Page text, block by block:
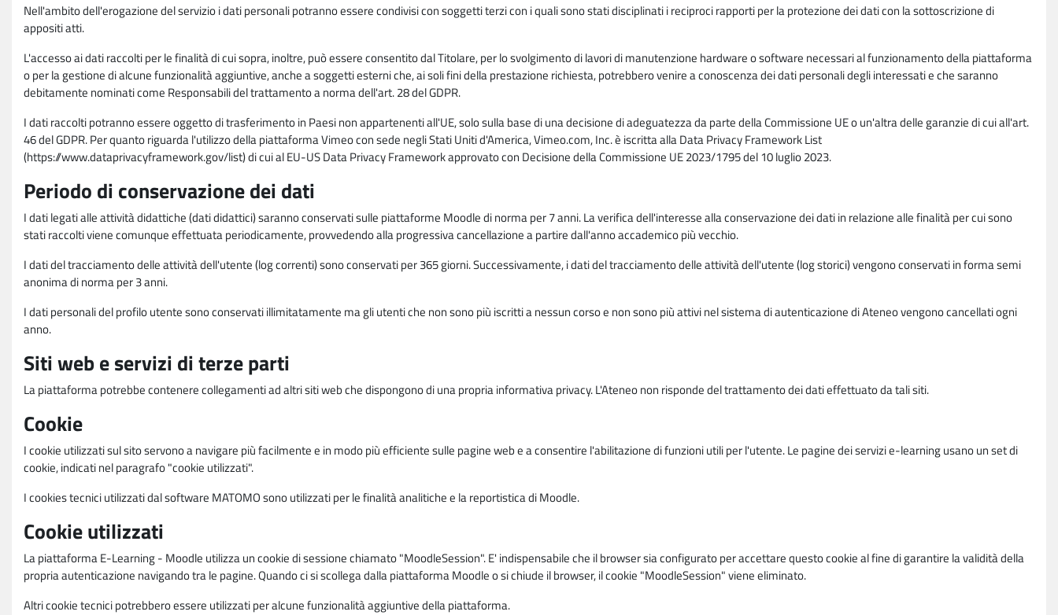
Nell'ambito dell'erogazione del servizio i dati personali potranno essere condivisi con soggetti terzi con i quali sono stati disciplinati i reciproci rapporti per la protezione dei dati con la sottoscrizione di
appositi atti.
L'accesso ai dati raccolti per le finalità di cui sopra, inoltre, può essere consentito dal Titolare, per lo svolgimento di lavori di manutenzione hardware o software necessari al funzionamento della piattaforma
o per la gestione di alcune funzionalità aggiuntive, anche a soggetti esterni che, ai soli fini della prestazione richiesta, potrebbero venire a conoscenza dei dati personali degli interessati e che saranno
debitamente nominati come Responsabili del trattamento a norma dell'art. 28 del GDPR.
I dati raccolti potranno essere oggetto di trasferimento in Paesi non appartenenti all'UE, solo sulla base di una decisione di adeguatezza da parte della Commissione UE o un'altra delle garanzie di cui all'art.
46 del GDPR. Per quanto riguarda l'utilizzo della piattaforma Vimeo con sede negli Stati Uniti d'America, Vimeo.com, Inc. è iscritta alla Data Privacy Framework List
(https://www.dataprivacyframework.gov/list) di cui al EU-US Data Privacy Framework approvato con Decisione della Commissione UE 2023/1795 del 10 luglio 2023.
Periodo di conservazione dei dati
I dati legati alle attività didattiche (dati didattici) saranno conservati sulle piattaforme Moodle di norma per 7 anni. La verifica dell'interesse alla conservazione dei dati in relazione alle finalità per cui sono
stati raccolti viene comunque effettuata periodicamente, provvedendo alla progressiva cancellazione a partire dall'anno accademico più vecchio.
I dati del tracciamento delle attività dell'utente (log correnti) sono conservati per 365 giorni. Successivamente, i dati del tracciamento delle attività dell'utente (log storici) vengono conservati in forma semi
anonima di norma per 3 anni.
I dati personali del profilo utente sono conservati illimitatamente ma gli utenti che non sono più iscritti a nessun corso e non sono più attivi nel sistema di autenticazione di Ateneo vengono cancellati ogni
anno.
Siti web e servizi di terze parti
La piattaforma potrebbe contenere collegamenti ad altri siti web che dispongono di una propria informativa privacy. L'Ateneo non risponde del trattamento dei dati effettuato da tali siti.
Cookie
I cookie utilizzati sul sito servono a navigare più facilmente e in modo più efficiente sulle pagine web e a consentire l'abilitazione di funzioni utili per l'utente. Le pagine dei servizi e-learning usano un set di
cookie, indicati nel paragrafo "cookie utilizzati".
I cookies tecnici utilizzati dal software MATOMO sono utilizzati per le finalità analitiche e la reportistica di Moodle.
Cookie utilizzati
La piattaforma E-Learning - Moodle utilizza un cookie di sessione chiamato "MoodleSession". E' indispensabile che il browser sia configurato per accettare questo cookie al fine di garantire la validità della
propria autenticazione navigando tra le pagine. Quando ci si scollega dalla piattaforma Moodle o si chiude il browser, il cookie "MoodleSession" viene eliminato.
Altri cookie tecnici potrebbero essere utilizzati per alcune funzionalità aggiuntive della piattaforma.